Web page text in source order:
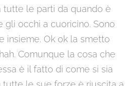
tutte le parti da quando è
gli occhi a cuoricino. Sono
insieme. Ok ok la smetto
Comunque la cosa che
è il fatto di come si sia